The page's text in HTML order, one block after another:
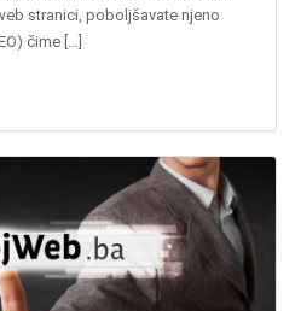
stranici, poboljšavate njeno
čime […]